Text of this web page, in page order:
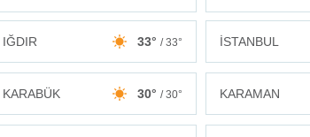
IĞDIR 33° / 33° İSTANBUL
KARABÜK 30° / 30° KARAMAN